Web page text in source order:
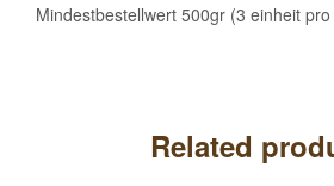
Mindestbestellwert 500gr (3 einheit
Related